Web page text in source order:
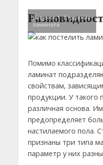
Рисунок 1. Строение
ламината
Помимо
ламинат
свойствам,
продукции. У
различная основа.
предопределяет
настилаемого пола.
признаны три типа
параметр у них